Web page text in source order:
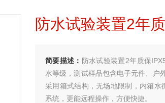
防水试验装置2年
简要描述： 防水试验装置2年质保
水等级，测试样品包含电子元件、户
采用箱式结构，无场地限制，内箱
系统，更能远程操作，方便快捷。